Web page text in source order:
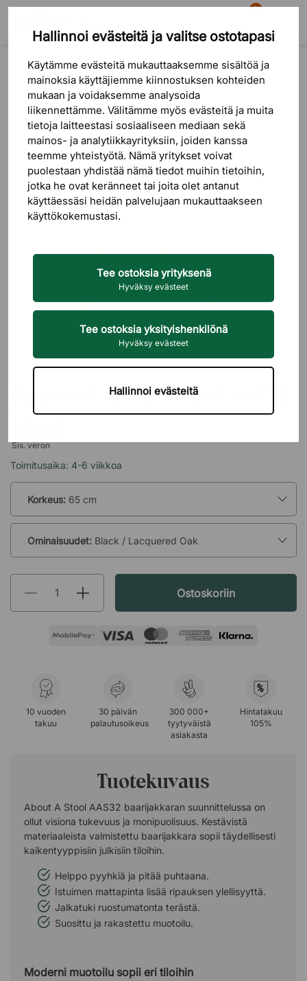
Hallinnoi evästeitä ja valitse ostotapasi
Käytämme evästeitä mukauttaaksemme sisältöä ja
mainoksia käyttäjiemme kiinnostuksen kohteiden
mukaan ja voidaksemme analysoida
liikennettämme. Välitämme myös evästeitä ja muita
tietoja laitteestasi sosiaaliseen mediaan sekä
mainos- ja analytiikkayrityksiin, joiden kanssa
teemme yhteistyötä. Nämä yritykset voivat
puolestaan ​​yhdistää nämä tiedot muihin tietoihin,
jotka he ovat keränneet tai joita olet antanut
käyttäessäsi heidän palvelujaan mukauttaakseen
käyttökokemustasi.
Tee ostoksia yrityksenä
Hyväksy evästeet
Tee ostoksia yksityishenkilönä
Hyväksy evästeet
Hallinnoi evästeitä
Etsi
81
Ostoskori
Baarituoli About A Stool AAS32
Sis. veron
Toimitusaika: 4-6 viikkoa
Korkeus: 65 cm
Ominaisuudet: Black / Lacquered Oak
Ostoskoriin
10 vuoden
takuu
30 päivän
palautusoikeus
300 000+
tyytyväistä
asiakasta
%
Hintatakuu
105%
Tuotekuvaus
About A Stool AAS32 baarijakkaran suunnittelussa on
ollut visiona tukevuus ja monipuolisuus. Kestävistä
materiaaleista valmistettu baarijakkara sopii täydellisesti
kaikentyyppisiin julkisiin tiloihin.
Helppo pyyhkiä ja pitää puhtaana.
Istuimen mattapinta lisää ripauksen ylellisyyttä.
Jalkatuki ruostumatonta terästä.
Suosittu ja rakastettu muotoilu.
Moderni muotoilu sopii eri tiloihin